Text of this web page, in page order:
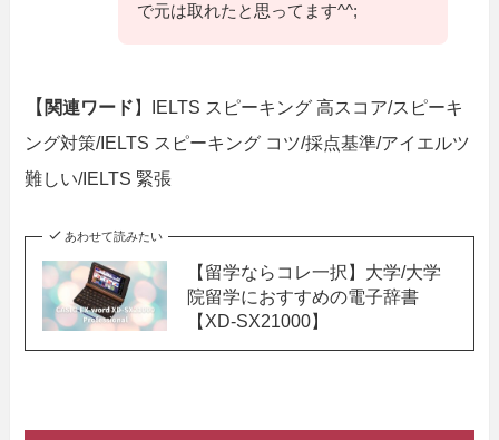
で元は取れたと思ってます^^;
【関連ワード】IELTS スピーキング 高スコア/スピーキ
ング対策/IELTS スピーキング コツ/採点基準/アイエルツ
難しい/IELTS 緊張
あわせて読みたい
【留学ならコレ一択】大学/大学
院留学におすすめの電子辞書
【XD-SX21000】